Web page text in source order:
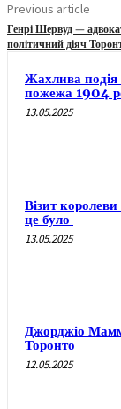
Previous article
Генрі Шервуд —
політичний діяч
Жахлива подія
пожежа 1904
13.05.2025
Візит
це було
13.05.2025
Джорджіо
Торонто
12.05.2025